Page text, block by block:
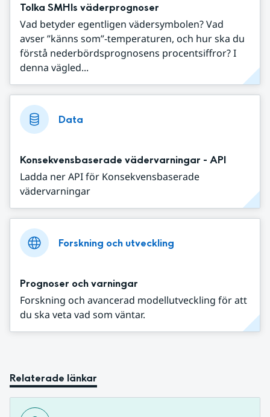
Tolka SMHIs väderprognoser
Vad betyder egentligen vädersymbolen? Vad
avser ”känns som”-temperaturen, och hur ska du
förstå nederbördsprognosens procentsiffror? I
denna vägled...
Data
Konsekvensbaserade vädervarningar - API
Ladda ner API för Konsekvensbaserade
vädervarningar
Forskning och utveckling
Prognoser och varningar
Forskning och avancerad modellutveckling för att
du ska veta vad som väntar.
Relaterade länkar